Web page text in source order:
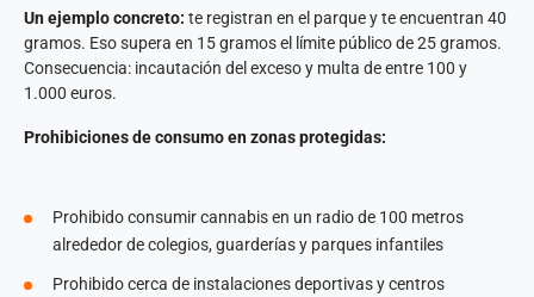
Un ejemplo concreto: te registran en el parque y te encuentran 40
gramos. Eso supera en 15 gramos el límite público de 25 gramos.
Consecuencia: incautación del exceso y multa de entre 100 y
1.000 euros.
Prohibiciones de consumo en zonas protegidas:
Prohibido consumir cannabis en un radio de 100 metros
alrededor de colegios, guarderías y parques infantiles
Prohibido cerca de instalaciones deportivas y centros